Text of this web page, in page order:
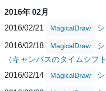
2016年 02月
2016/02/21
MagicalDraw
2016/02/18 MagicalDraw
（キャンバスのタイムシフ
2016/02/14
MagicalDraw